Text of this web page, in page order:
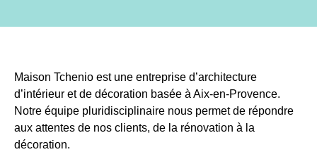
Maison Tchenio est une entreprise d’architecture
d’intérieur et de décoration basée à Aix-en-Provence.
Notre équipe pluridisciplinaire nous permet de répondre
aux attentes de nos clients, de la rénovation à la
décoration.